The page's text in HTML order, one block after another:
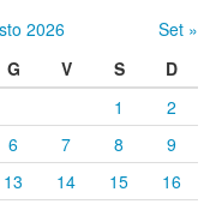
2026
Set »
G V S
D
1
2
6 7 8
9
13 14 15
16